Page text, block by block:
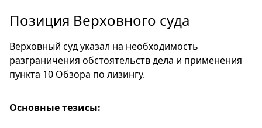
Позиция Верховного суда
Верховный суд указал на необходимость
разграничения обстоятельств дела и применения
пункта 10 Обзора по лизингу.
Основные тезисы: